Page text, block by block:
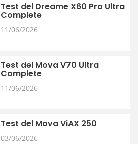
Test del Dreame X60 Pro Ultra
Complete
11/06/2026
Test del Mova V70 Ultra
Complete
11/06/2026
Test del Mova ViAX 250
03/06/2026